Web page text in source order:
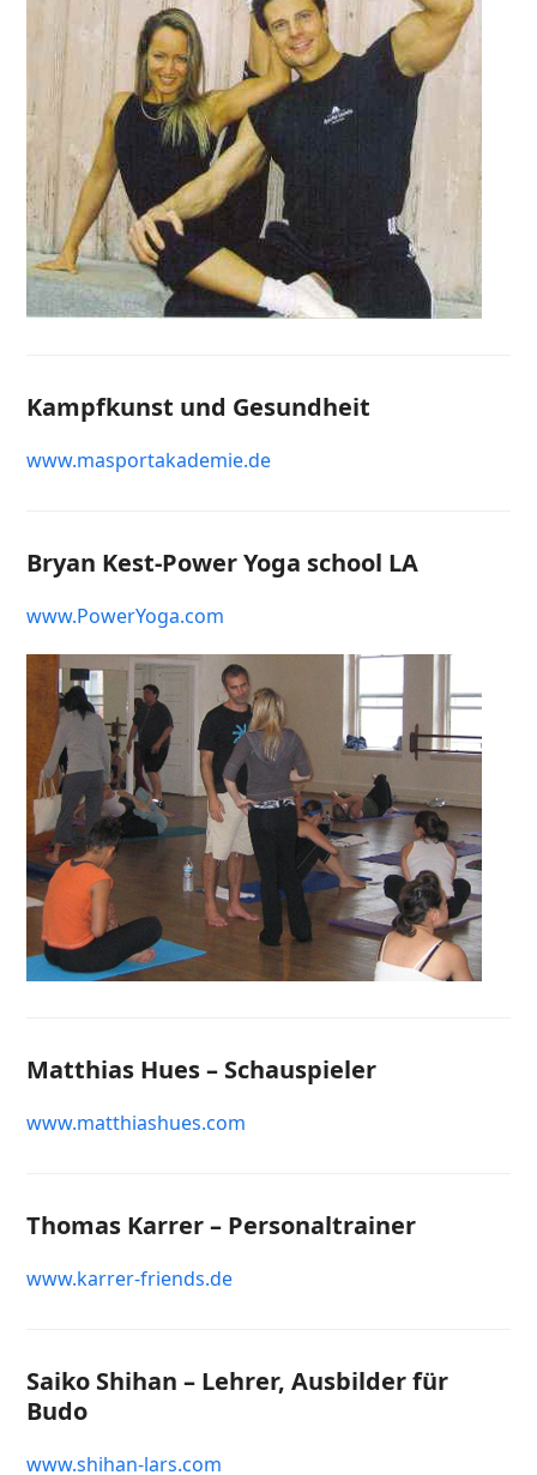
Kampfkunst und Gesundheit
www.masportakademie.de
Bryan Kest-Power Yoga school LA
www.PowerYoga.com
Matthias Hues – Schauspieler
www.matthiashues.com
Thomas Karrer – Personaltrainer
www.karrer-friends.de
Saiko Shihan – Lehrer, Ausbilder für
Budo
www.shihan-lars.com